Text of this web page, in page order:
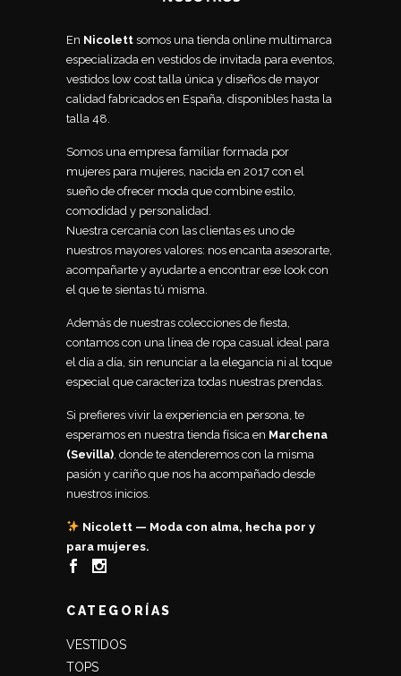
En Nicolett somos una tienda online multimarca
especializada en vestidos de invitada para eventos,
vestidos low cost talla única y diseños de mayor
calidad fabricados en España, disponibles hasta la
talla 48.
Somos una empresa familiar formada por
mujeres para mujeres, nacida en 2017 con el
sueño de ofrecer moda que combine estilo,
comodidad y personalidad.
Nuestra cercanía con las clientas es uno de
nuestros mayores valores: nos encanta asesorarte,
acompañarte y ayudarte a encontrar ese look con
el que te sientas tú misma.
Además de nuestras colecciones de fiesta,
contamos con una línea de ropa casual ideal para
el día a día, sin renunciar a la elegancia ni al toque
especial que caracteriza todas nuestras prendas.
Si prefieres vivir la experiencia en persona, te
esperamos en nuestra tienda física en Marchena
(Sevilla), donde te atenderemos con la misma
pasión y cariño que nos ha acompañado desde
nuestros inicios.
Nicolett — Moda con alma, hecha por y
para mujeres.
CATEGORÍAS
VESTIDOS
TOPS